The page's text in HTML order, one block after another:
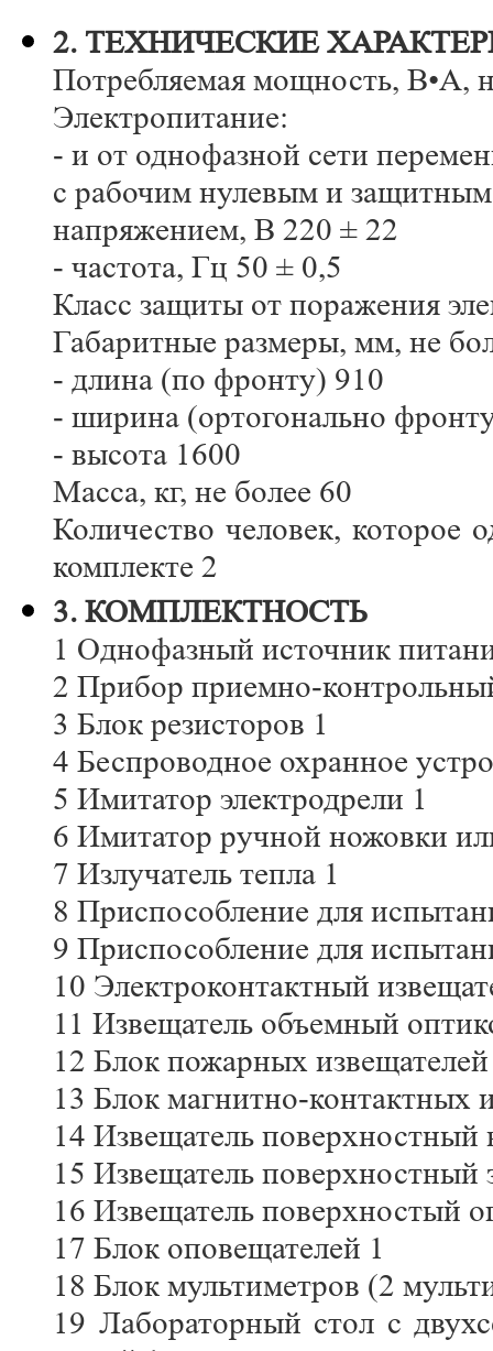
2. ТЕХНИЧЕСКИЕ
Потребляемая мощность, В•А,
Электропитание:
- и от однофазной сети
с рабочим нулевым и
напряжением, В 220 ± 22
- частота, Гц 50 ± 0,5
Класс защиты от поражения
Габаритные размеры, мм, не
- длина (по фронту) 910
- ширина (ортогонально
- высота 1600
Масса, кг, не более 60
Количество человек, которое
комплекте 2
3. КОМПЛЕКТНОСТЬ
1 Однофазный источник
2 Прибор приемно-
3 Блок резисторов 1
4 Беспроводное охранное
5 Имитатор электродрели 1
6 Имитатор ручной ножовки
7 Излучатель тепла 1
8 Приспособление для
9 Приспособление для
10 Электроконтактный
11 Извещатель объемный
12 Блок пожарных
13 Блок магнитно-контактных
14 Извещатель
15 Извещатель поверхностный
16 Извещатель поверхностый
17 Блок оповещателей 1
18 Блок мультиметров (2
19 Лабораторный стол с